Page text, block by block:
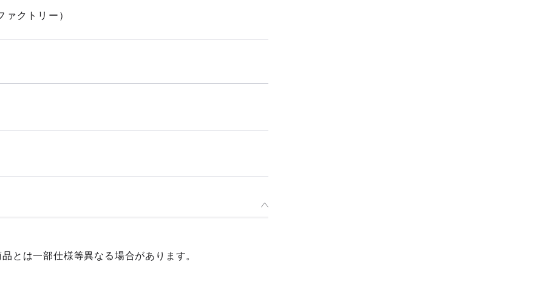
クトリー）
とは一部仕様等異なる場合があります。